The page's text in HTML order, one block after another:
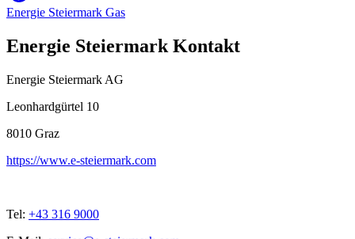
Energie Steiermark Gas
Energie Steiermark Kontakt
Energie Steiermark AG
Leonhardgürtel 10
8010 Graz
https://www.e-steiermark.com
Tel: +43 316 9000